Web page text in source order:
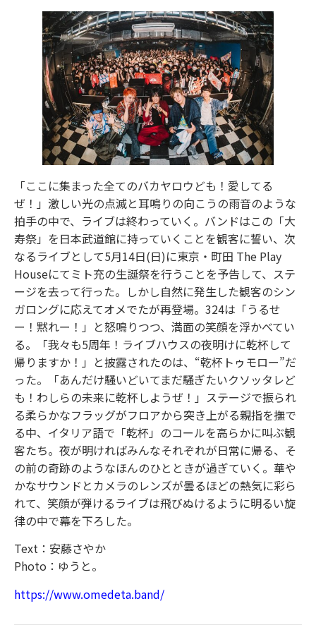
「ここに集まった全てのバカヤロウども！愛してる
ぜ！」激しい光の点滅と耳鳴りの向こうの雨音のような
拍手の中で、ライブは終わっていく。バンドはこの「大
寿祭」を日本武道館に持っていくことを観客に誓い、次
なるライブとして5月14日(日)に東京・町田 The Play
Houseにてミト充の生誕祭を行うことを予告して、ステ
ージを去って行った。しかし自然に発生した観客のシン
ガロングに応えてオメでたが再登場。324は「うるせ
ー！黙れー！」と怒鳴りつつ、満面の笑顔を浮かべてい
る。「我々も5周年！ライブハウスの夜明けに乾杯して
帰りますか！」と披露されたのは、“乾杯トゥモロー”だ
った。「あんだけ騒いどいてまだ騒ぎたいクソッタレど
も！わしらの未来に乾杯しようぜ！」ステージで振られ
る柔らかなフラッグがフロアから突き上がる親指を撫で
る中、イタリア語で「乾杯」のコールを高らかに叫ぶ観
客たち。夜が明ければみんなそれぞれが日常に帰る、そ
の前の奇跡のようなほんのひとときが過ぎていく。華や
かなサウンドとカメラのレンズが曇るほどの熱気に彩ら
れて、笑顔が弾けるライブは飛びぬけるように明るい旋
律の中で幕を下ろした。
Text：安藤さやか
Photo：ゆうと。
https://www.omedeta.band/